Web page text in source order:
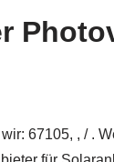
67105, , / .